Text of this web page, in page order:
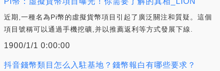
近期,一種名為Pi幣的虛擬貨幣項目引起了廣泛關注和質疑。這個
項目號稱可以通過手機挖礦,并以推薦返利等方式發展下線.
1900/1/1 0:00:00
抖音錢幣類目怎么入駐基地？錢幣報白有哪些要求？